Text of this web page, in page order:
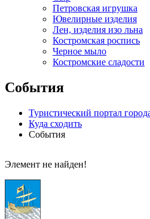
Петровская игрушка
Ювелирные изделия
Лен, изделия изо льна
Костромская роспись
Черное мыло
Костромские сладости
События
Туристический портал
Куда сходить
События
Элемент не найден!